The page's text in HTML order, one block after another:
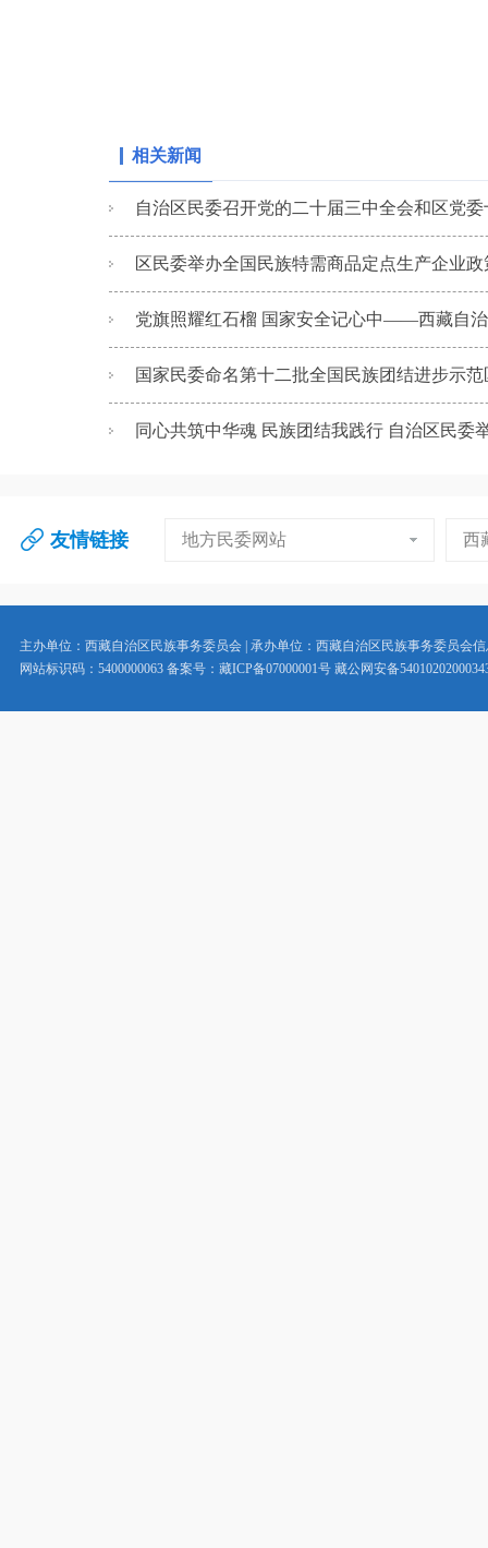
相关新闻
自治区民委召开党的二十届三中全会和区党
区民委举办全国民族特需商品定点生产企业
党旗照耀红石榴 国家安全记心中——西藏自
国家民委命名第十二批全国民族团结进步示
同心共筑中华魂 民族团结我践行 自治区民委
友情链接 地方民委网站 西
主办单位：西藏自治区民族事务委员会 | 承办单位：西藏自治区民族事务委员会
网站标识码：5400000063 备案号：藏ICP备07000001号 藏公网安备